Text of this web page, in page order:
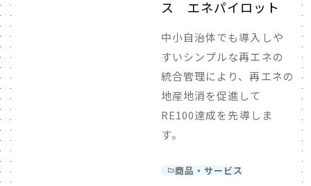
ス エネパイロット
中小自治体でも導入しや
すいシンプルな再エネの
統合管理により、再エネの
地産地消を促進して
RE100達成を先導しま
す。
商品・サービス